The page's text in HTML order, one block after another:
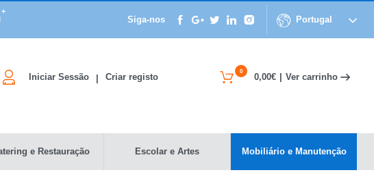
Siga-nos Portugal
Iniciar Sessão Criar registo
0
0,00€ Ver carrinho
e Restauração Escolar e Artes Mobiliário e Manutenção